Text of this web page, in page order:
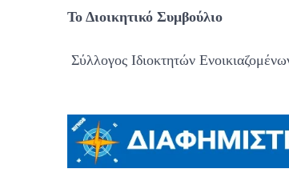
Το Διοικητικό Συμβούλιο
Σύλλογος Ιδιοκτητών